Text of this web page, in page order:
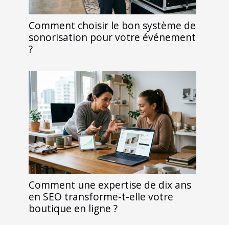
Comment choisir le bon système de
sonorisation pour votre événement
?
Comment une expertise de dix ans
en SEO transforme-t-elle votre
boutique en ligne ?